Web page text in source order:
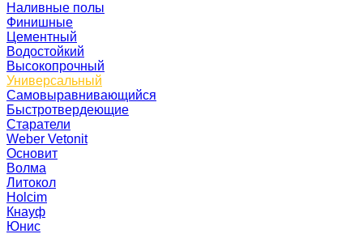
Наливные полы
Финишные
Цементный
Водостойкий
Высокопрочный
Универсальный
Самовыравнивающийся
Быстротвердеющие
Старатели
Weber Vetonit
Основит
Волма
Литокол
Holcim
Кнауф
Юнис